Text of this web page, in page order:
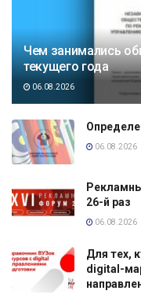
Чем занимались
текущего года
06.08.2026
06.08.2026
26-й раз
06.08.2026
Для тех,
digital-